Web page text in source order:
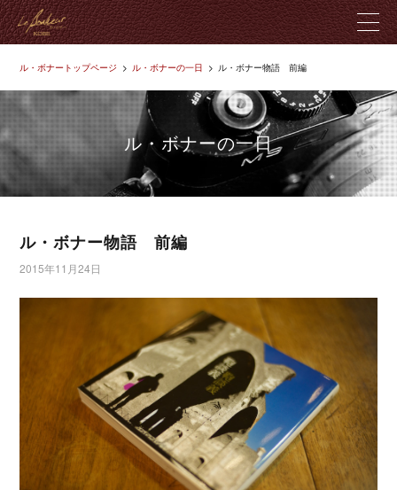
ル・ボナートップページ ル・ボナーの一日 ル・ボナー物語 前編
ル・ボナーの一日
ル・ボナー物語 前編
2015年11月24日
ル・ボナーとは
製品紹介
革のこだわり
店舗紹介
お問い合わせ